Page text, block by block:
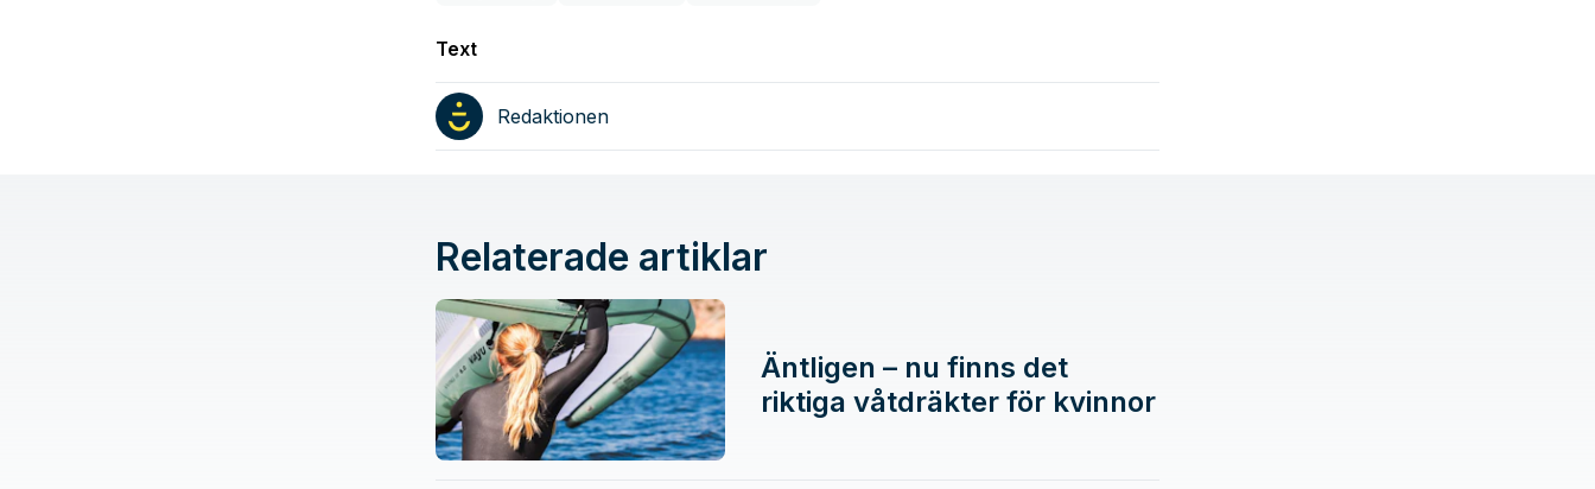
Text
Redaktionen
Relaterade artiklar
Äntligen – nu finns det
riktiga våtdräkter för kvinnor